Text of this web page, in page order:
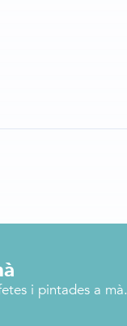
i pintades a mà.